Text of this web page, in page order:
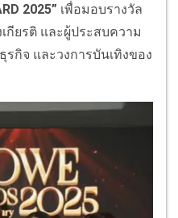
2025” เพื่อมอบรางวัล
ยรติ และผู้ประสบความ
รกิจ และวงการบันเทิงของ